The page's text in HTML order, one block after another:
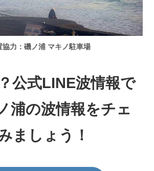
協力：磯ノ浦 マキノ駐車場
公式LINE波情報で
浦の波情報をチェ
ましょう！